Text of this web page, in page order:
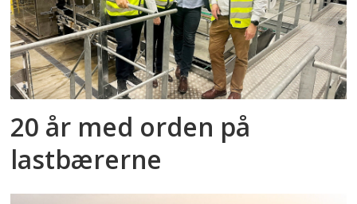
20 år med orden på
lastbærerne